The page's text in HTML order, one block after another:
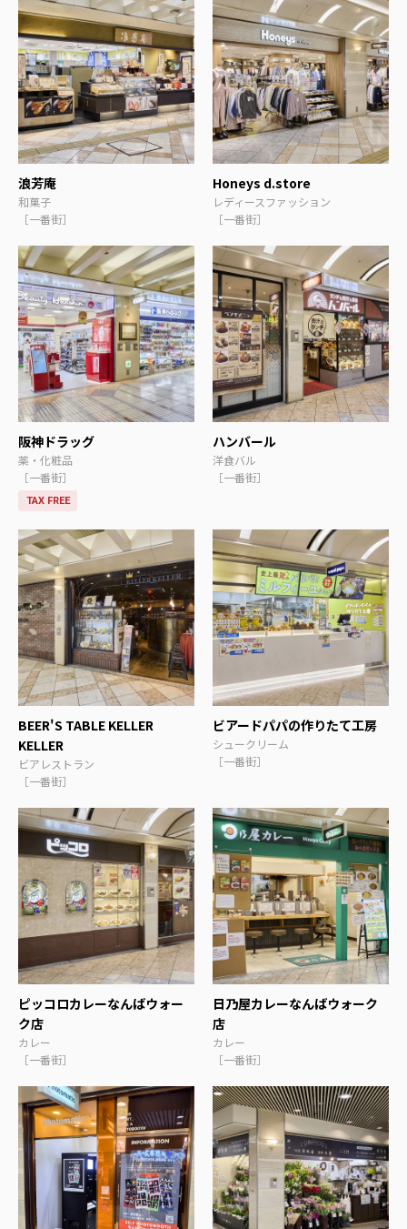
浪芳庵
和菓子
［一番街］
Honeys d.store
レディースファッション
［一番街］
阪神ドラッグ
薬・化粧品
［一番街］
TAX FREE
ハンバール
洋食バル
［一番街］
BEER'S TABLE KELLER
KELLER
ビアレストラン
［一番街］
ビアードパパの作りたて工房
シュークリーム
［一番街］
ピッコロカレーなんばウォー
ク店
カレー
［一番街］
日乃屋カレーなんばウォーク
店
カレー
［一番街］